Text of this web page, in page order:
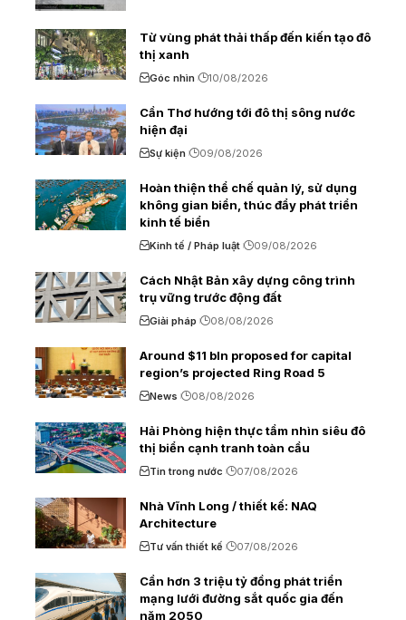
Từ vùng phát thải thấp đến kiến tạo đô
thị xanh
Góc nhìn 10/08/2026
Cần Thơ hướng tới đô thị sông nước
hiện đại
Sự kiện 09/08/2026
Hoàn thiện thể chế quản lý, sử dụng
không gian biển, thúc đẩy phát triển
kinh tế biển
Kinh tế / Pháp luật 09/08/2026
Cách Nhật Bản xây dựng công trình
trụ vững trước động đất
Giải pháp 08/08/2026
Around $11 bln proposed for capital
region’s projected Ring Road 5
News 08/08/2026
Hải Phòng hiện thực tầm nhìn siêu đô
thị biển cạnh tranh toàn cầu
Tin trong nước 07/08/2026
Nhà Vĩnh Long / thiết kế: NAQ
Architecture
Tư vấn thiết kế 07/08/2026
Cần hơn 3 triệu tỷ đồng phát triển
mạng lưới đường sắt quốc gia đến
năm 2050